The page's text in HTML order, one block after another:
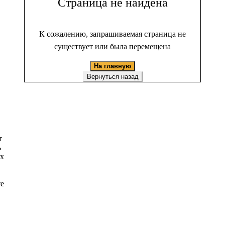
К сожалению, запрашиваемая страница не
существует или была перемещена
На главную
Вернуться назад